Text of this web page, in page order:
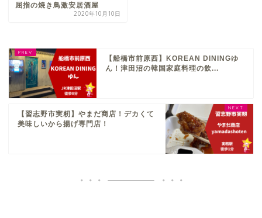
屈指の焼き鳥激安居酒屋
2020年10月10日
【船橋市前原西】KOREAN DININGゆ
ん！津田沼の韓国家庭料理の飲...
【習志野市実籾】やまだ商店！デカくて
美味しいから揚げ専門店！